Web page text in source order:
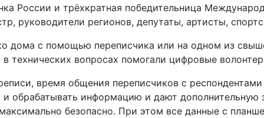
России и трёхкратная победительница
руководители регионов, депутаты, артисты,
дома с помощью переписчика или на одном из
технических вопросах помогали цифровые
время общения переписчиков с
обрабатывать информацию и дают
безопасно. При этом все данные с